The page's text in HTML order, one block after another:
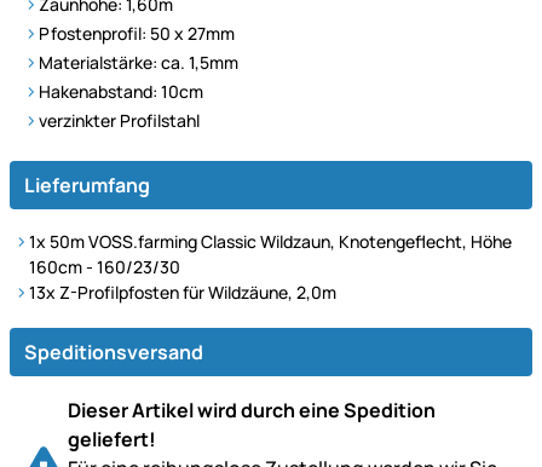
Pfostenprofil: 50 x 27mm
Materialstärke: ca. 1,5mm
Hakenabstand: 10cm
verzinkter Profilstahl
Lieferumfang
1x 50m VOSS.farming Classic Wildzaun, Knotengeflecht, Höhe
160cm - 160/23/30
13x Z-Profilpfosten für Wildzäune, 2,0m
Speditionsversand
Dieser Artikel wird durch eine Spedition
geliefert!